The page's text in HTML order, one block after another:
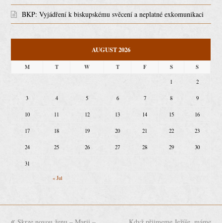
BKP: Vyjádření k biskupskému svěcení a neplatné exkomunikaci
AUGUST 2026
M T W T F S S
« Jul
1 2
3 4 5 6 7 8 9
10 11 12 13 14 15 16
17 18 19 20 21 22 23
24 25 26 27 28 29 30
31